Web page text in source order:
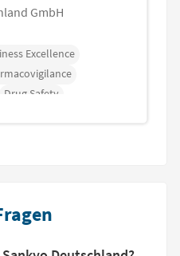
GmbH
Excellence
Drug Safety